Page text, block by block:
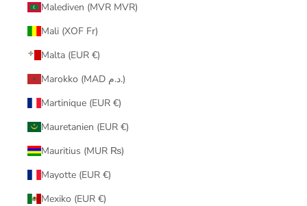
Malediven (MVR MVR)
Mali (XOF Fr)
Malta (EUR €)
Marokko (MAD د.م.)
Martinique (EUR €)
Mauretanien (EUR €)
Mauritius (MUR ₨)
Mayotte (EUR €)
Mexiko (EUR €)